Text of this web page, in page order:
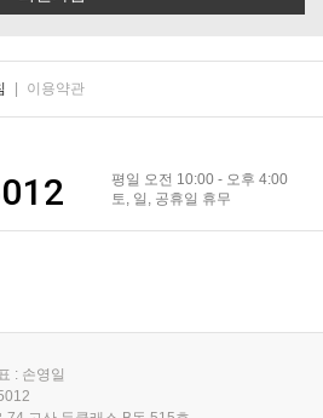
이용약관
평일 오전 10:00 - 오후 4:00
토, 일, 공휴일 휴무
: 손영일